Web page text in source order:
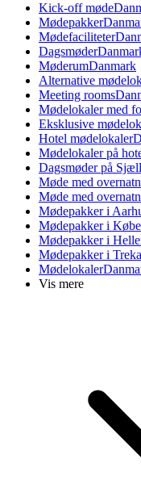
Kick-off møde
Mødepakker
Mødefaciliteter
Dagsmøder
MøderumDanmark
Alternative
Meeting rooms
Mødelokaler med
Eksklusive
Hotel mødelokaler
Mødelokaler på
Dagsmøder på
Møde med
Møde med
Mødepakker i
Mødepakker i
Mødepakker i
Mødepakker i
Mødelokaler
Vis mere